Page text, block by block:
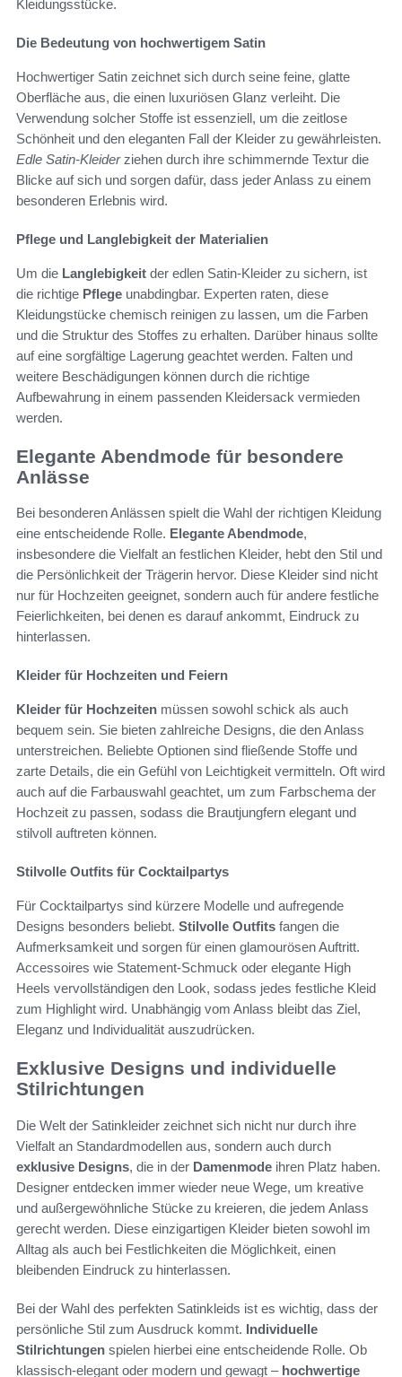
Kleidungsstücke.
Die Bedeutung von hochwertigem Satin
Hochwertiger Satin zeichnet sich durch seine feine, glatte
Oberfläche aus, die einen luxuriösen Glanz verleiht. Die
Verwendung solcher Stoffe ist essenziell, um die zeitlose
Schönheit und den eleganten Fall der Kleider zu gewährleisten.
Edle Satin-Kleiderziehen durch ihre schimmernde Textur die
Blicke auf sich und sorgen dafür, dass jeder Anlass zu einem
besonderen Erlebnis wird.
Pflege und Langlebigkeit der Materialien
Um die Langlebigkeit der edlen Satin-Kleider zu sichern, ist
die richtige Pflege unabdingbar. Experten raten, diese
Kleidungstücke chemisch reinigen zu lassen, um die Farben
und die Struktur des Stoffes zu erhalten. Darüber hinaus sollte
auf eine sorgfältige Lagerung geachtet werden. Falten und
weitere Beschädigungen können durch die richtige
Aufbewahrung in einem passenden Kleidersack vermieden
werden.
Elegante Abendmode für besondere
Anlässe
Bei besonderen Anlässen spielt die Wahl der richtigen Kleidung
eine entscheidende Rolle. Elegante Abendmode,
insbesondere die Vielfalt an festlichen Kleider, hebt den Stil und
die Persönlichkeit der Trägerin hervor. Diese Kleider sind nicht
nur für Hochzeiten geeignet, sondern auch für andere festliche
Feierlichkeiten, bei denen es darauf ankommt, Eindruck zu
hinterlassen.
Kleider für Hochzeiten und Feiern
Kleider für Hochzeiten müssen sowohl schick als auch
bequem sein. Sie bieten zahlreiche Designs, die den Anlass
unterstreichen. Beliebte Optionen sind fließende Stoffe und
zarte Details, die ein Gefühl von Leichtigkeit vermitteln. Oft wird
auch auf die Farbauswahl geachtet, um zum Farbschema der
Hochzeit zu passen, sodass die Brautjungfern elegant und
stilvoll auftreten können.
Stilvolle Outfits für Cocktailpartys
Für Cocktailpartys sind kürzere Modelle und aufregende
Designs besonders beliebt. Stilvolle Outfits fangen die
Aufmerksamkeit und sorgen für einen glamourösen Auftritt.
Accessoires wie Statement-Schmuck oder elegante High
Heels vervollständigen den Look, sodass jedes festliche Kleid
zum Highlight wird. Unabhängig vom Anlass bleibt das Ziel,
Eleganz und Individualität auszudrücken.
Exklusive Designs und individuelle
Stilrichtungen
Die Welt der Satinkleider zeichnet sich nicht nur durch ihre
Vielfalt an Standardmodellen aus, sondern auch durch
exklusive Designs, die in der Damenmode ihren Platz haben.
Designer entdecken immer wieder neue Wege, um kreative
und außergewöhnliche Stücke zu kreieren, die jedem Anlass
gerecht werden. Diese einzigartigen Kleider bieten sowohl im
Alltag als auch bei Festlichkeiten die Möglichkeit, einen
bleibenden Eindruck zu hinterlassen.
Bei der Wahl des perfekten Satinkleids ist es wichtig, dass der
persönliche Stil zum Ausdruck kommt. Individuelle
Stilrichtungen spielen hierbei eine entscheidende Rolle. Ob
klassisch-elegant oder modern und gewagt – hochwertige